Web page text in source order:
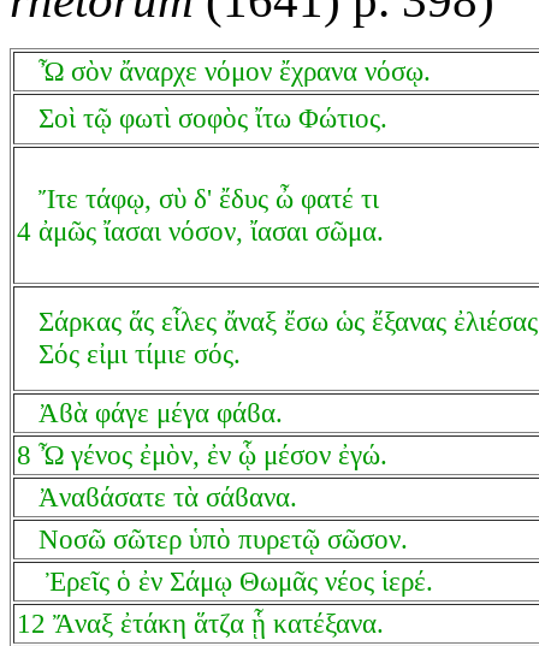
Ὦ σὸν ἄναρχε νόμον ἔχρανα νόσῳ.
Σοὶ τῷ φωτὶ σοφὸς ἴτω Φώτιος.
Ἴτε τάφῳ, σὺ δ' ἔδυς ὦ φατέ τι
4 ἀμῶς ἴασαι νόσον, ἴασαι σῶμα.
Σάρκας ἅς εἷλες ἄναξ ἔσω ὡς ἔξανας
Σός εἰμι τίμιε σός.
Ἀϐὰ φάγε μέγα φάϐα.
8 Ὦ γένος ἐμὸν, ἐν ᾧ μέσον ἐγώ.
Ἀναϐάσατε τὰ σάϐανα.
Νοσῶ σῶτερ ὑπὸ πυρετῷ σῶσον.
Ἐρεῖς ὁ ἐν Σάμῳ Θωμᾶς νέος ἱερέ.
12 Ἄναξ ἐτάκη ἅτζα ᾗ κατέξανα.